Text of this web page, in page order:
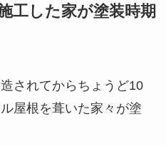
工した家が塗装時期
されてからちょうど10
屋根を葺いた家々が塗